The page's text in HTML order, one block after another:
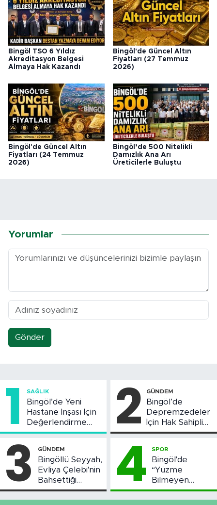
Bingöl TSO 6 Yıldız
Akreditasyon Belgesi
Almaya Hak Kazandı
Bingöl'de Güncel Altın
Fiyatları (27 Temmuz
2026)
Bingöl'de Güncel Altın
Fiyatları (24 Temmuz
2026)
Bingöl’de 500 Nitelikli
Damızlık Ana Arı
Üreticilerle Buluştu
Yorumlar
Gönder
1 SAĞLIK
Bingöl’de Yeni
Hastane İnşası İçin
Değerlendirme
Toplantısı Yapıldı
2 GÜNDEM
Bingöl’de
Depremzedeler
İçin Hak Sahipliği
Askı Süreci
3 GÜNDEM
Bingöllü Seyyah,
Evliya Çelebi'nin
Bahsettiği
Bingöl'deki O
Yeri Görüntüledi
4 SPOR
Bingöl'de
“Yüzme
Bilmeyen
Kalmasın”
Projesi Devam